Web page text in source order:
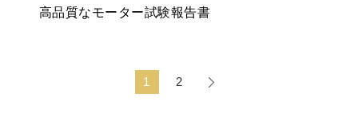
高品質なモーター試験報告書
1 2